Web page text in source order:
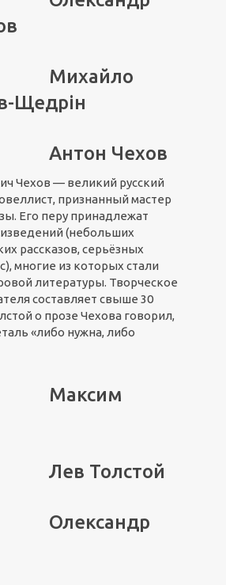
Михайло
Щедрін
Антон Чехов
Чехов — великий русский
признанный мастер
Его перу принадлежат
(небольших
рассказов, серьёзных
многие из которых стали
литературы. Творческое
составляет свыше 30
о прозе Чехова говорил,
«либо нужна, либо
Максим
Лев Толстой
Олександр